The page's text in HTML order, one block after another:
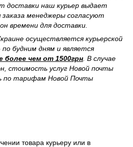
доставки наш курьер выдает
менеджеры согласуют
времени для доставки.
осуществляется курьерской
будним дням и является
более чем от 1500грн . В случае
стоимость услуг Новой почты
по тарифам Новой Почты
товара курьеру или в